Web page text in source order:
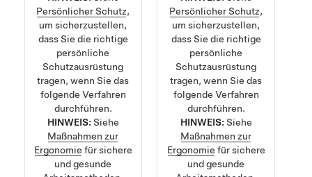
Persönlicher Schutz,
um sicherzustellen,
dass Sie die richtige
persönliche
Schutzausrüstung
tragen, wenn Sie das
folgende Verfahren
durchführen.
HINWEIS: Siehe
Maßnahmen zur
Ergonomie für sichere
und gesunde
Persönlicher Schutz,
um sicherzustellen,
dass Sie die richtige
persönliche
Schutzausrüstung
tragen, wenn Sie das
folgende Verfahren
durchführen.
HINWEIS: Siehe
Maßnahmen zur
Ergonomie für sichere
und gesunde